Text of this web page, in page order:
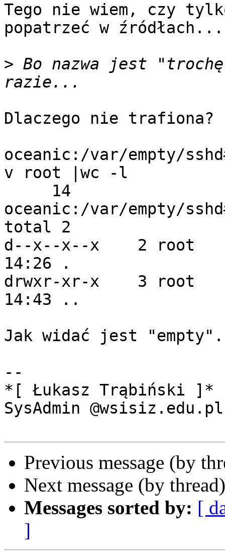
Tego nie wiem, czy
popatrzeć w źródłach...
> Bo nazwa jest
Dlaczego nie trafiona?
oceanic:/var/empty/
v root |wc -l
oceanic:/var/empty/
total 2
d--x--x--x    2 root
14:26 .
drwxr-xr-x    3 root
14:43 ..
Jak widać jest "empty".
--
*[ Łukasz Trąbiński ]*
SysAdmin @wsisiz.edu.pl
Previous message (by
Next message (by
Messages sorted by: [
]